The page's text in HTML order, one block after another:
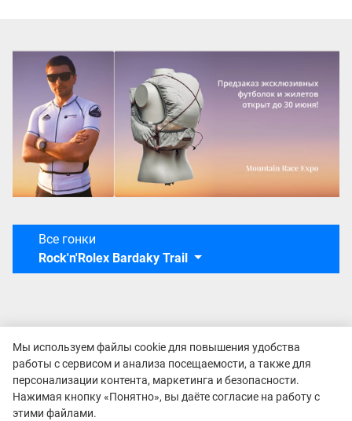
Все гонки
Rock'n'Rolex Bardaky Trail
Мы используем файлы cookie для повышения удобства
работы с сервисом и анализа посещаемости, а также для
персонализации контента, маркетинга и безопасности.
Нажимая кнопку «Понятно», вы даёте согласие на работу с
этими файлами.